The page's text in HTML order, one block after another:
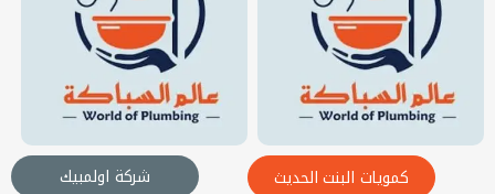
كمويات البنت الحديث شركة اولمبيك